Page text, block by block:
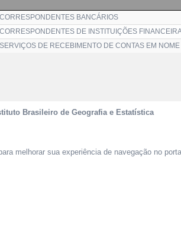
CORRESPONDENTES BANCÁRIOS
CORRESPONDENTES DE INSTITUIÇÕES
SERVIÇOS DE RECEBIMENTO DE CONTAS EM
Brasileiro de Geografia e Estatística
melhorar sua experiência de navegação no